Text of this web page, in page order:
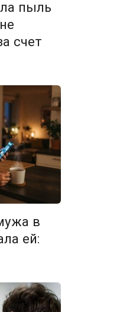
пыль
счет
в
ей: